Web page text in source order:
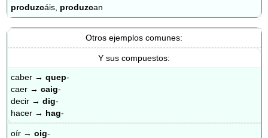
produzcáis, produzcan
Otros ejemplos comunes:
Y sus compuestos:
caber →quep-
caer →caig-
decir →dig-
hacer → hag-
oír →oig-